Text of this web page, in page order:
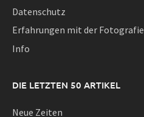
Datenschutz
Erfahrungen mit der Fotografie
Info
DIE LETZTEN 50 ARTIKEL
Neue Zeiten